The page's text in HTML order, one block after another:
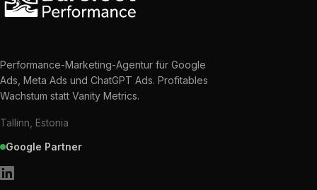
Performance-Marketing-Agentur für Google
Ads, Meta Ads und ChatGPT Ads. Profitables
Wachstum statt Vanity Metrics.
Tallinn, Estonia
Google Partner